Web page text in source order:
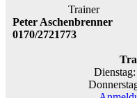
Trainer
Peter Aschenbrenner
0170/2721773